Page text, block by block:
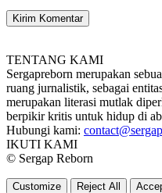
TENTANG KAMI
Sergapreborn merupakan
ruang jurnalistik, sebagai
merupakan literasi mutlak
berpikir kritis untuk hidup di
Hubungi kami:
IKUTI KAMI
© Sergap Reborn
Customize Reject All